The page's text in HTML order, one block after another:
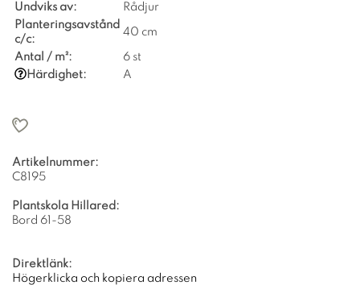
Undviks av:
Rådjur
Planteringsavstånd
c/c:
40 cm
Antal / m²:
6 st
Härdighet:
A
Artikelnummer:
C8195
Plantskola Hillared:
Bord 61-58
Direktlänk:
Högerklicka och kopiera adressen